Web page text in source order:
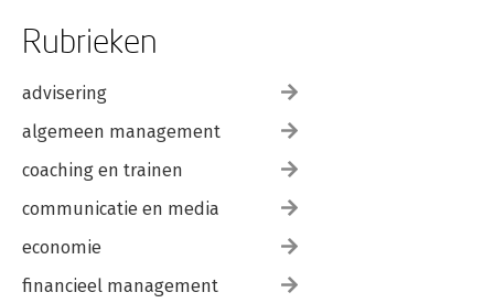
Rubrieken
advisering
algemeen management
coaching en trainen
communicatie en media
economie
financieel management